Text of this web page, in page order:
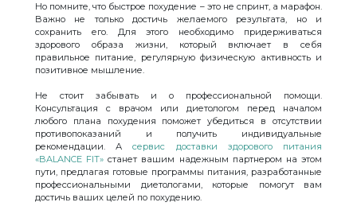
Но помните, что быстрое похудение – это не спринт, а марафон.
Важно не только достичь желаемого результата, но и
сохранить его. Для этого необходимо придерживаться
здорового образа жизни, который включает в себя
правильное питание, регулярную физическую активность и
позитивное мышление.
Не стоит забывать и о профессиональной помощи.
Консультация с врачом или диетологом перед началом
любого плана похудения поможет убедиться в отсутствии
противопоказаний и получить индивидуальные
рекомендации. Асервис доставки здорового питания
«BALANCE FIT» станет вашим надежным партнером на этом
пути, предлагая готовые программы питания, разработанные
профессиональными диетологами, которые помогут вам
достичь ваших целей по похудению.